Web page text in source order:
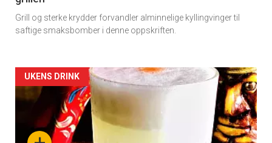
Vi tilbyr flere ukentlige nyhetsbrev. Du
kan fritt velge hvilke du ønsker å få
Registrer deg
Grill og sterke krydder forvandler alminnelige kyllingvinger til
saftige smaksbomber i denne oppskriften.
Artikler
detail
UKENS DRINK